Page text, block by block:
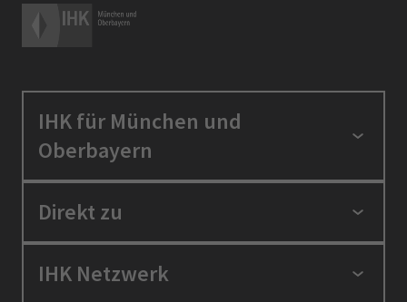
IHK für München und
Oberbayern
Standortpolitik
Berufszugang
Direkt zu
Positionen
IHK Netzwerk